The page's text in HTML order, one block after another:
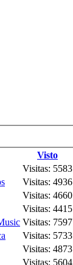
Visto
Visitas: 5583
Visitas: 4936
Visitas: 4660
Visitas: 4415
Visitas: 7597
Visitas: 5733
Visitas: 4873
Visitas: 5604